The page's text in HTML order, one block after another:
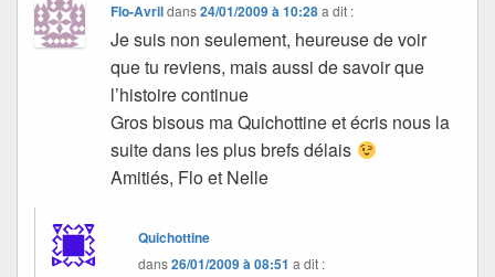
Flo-Avrildans24/01/2009 à 10:28 a dit :
Je suis non seulement, heureuse de voir
que tu reviens, mais aussi de savoir que
l’histoire continue
Gros bisous ma Quichottine et écris nous la
suite dans les plus brefs délais
Amitiés, Flo et Nelle
Quichottine
dans26/01/2009 à 08:51 a dit :